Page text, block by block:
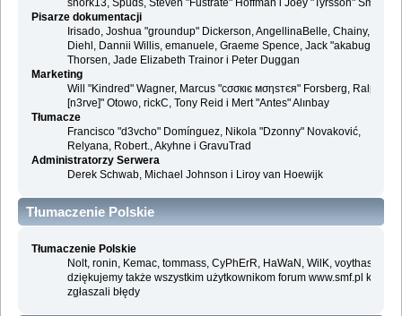
Pisarze dokumentacji
Irisado, Joshua "groundup" Dickerson, AngellinaBelle, Chainy,
Diehl, Dannii Willis, emanuele, Graeme Spence, Jack "akabugeyes"
Thorsen, Jade Elizabeth Trainor i Peter Duggan
Marketing
Will "Kindred" Wagner, Marcus "cσσкιє мσηѕтєя" Forsberg, Ralph "
[n3rve]" Otowo, rickC, Tony Reid i Mert "Antes" Alınbay
Tłumacze
Francisco "d3vcho" Domínguez, Nikola "Dzonny" Novaković,
Relyana, Robert., Akyhne i GravuTrad
Administratorzy Serwera
Derek Schwab, Michael Johnson i Liroy van Hoewijk
Tłumaczenie Polskie
Tłumaczenie Polskie
Nolt, ronin, Kemac, tommass, CyPhErR, HaWaN, WilK, voythas i
dziękujemy także wszystkim użytkownikom forum www.smf.pl którzy
zgłaszali błędy